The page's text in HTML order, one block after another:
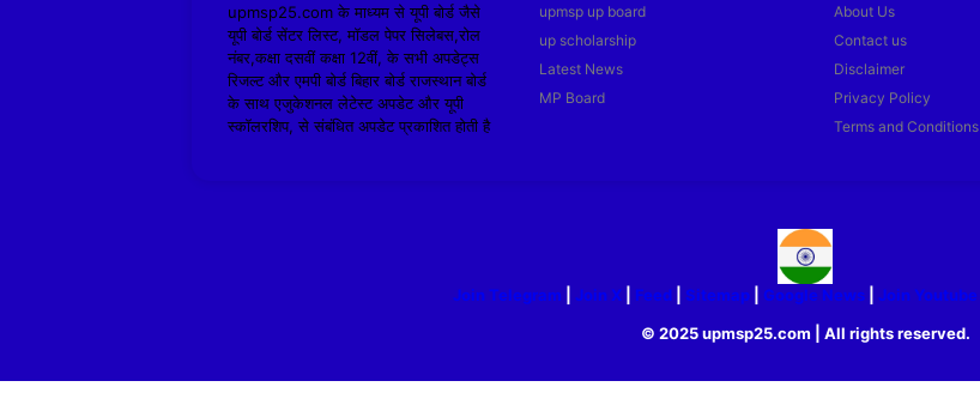
upmsp25.com के माध्यम से यूपी बोर्ड जैसे
यूपी बोर्ड सेंटर लिस्ट, मॉडल पेपर सिलेबस,रोल
नंबर,कक्षा दसवीं कक्षा 12वीं, के सभी अपडेट्स
रिजल्ट और एमपी बोर्ड बिहार बोर्ड राजस्थान बोर्ड
के साथ एजुकेशनल लेटेस्ट अपडेट और यूपी
स्कॉलरशिप, से संबंधित अपडेट प्रकाशित होती है
upmsp up board
up scholarship
Latest News
MP Board
About Us
Contact us
Disclaimer
Privacy Policy
Terms and Conditions
Join Telegram Join X Feed Sitemap Google News Join Youtube
© 2025 upmsp25.com | All rights reserved.